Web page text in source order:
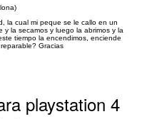
la cual mi peque se le callo en un
la secamos y luego la abrimos y la
tiempo la encendimos, enciende
Gracias
playstation 4